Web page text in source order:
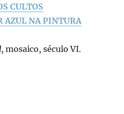
CULTOS
AZUL NA PINTURA
mosaico, século VI.